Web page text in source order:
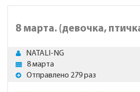
8 марта. (девочка,
NATALI-NG
8 марта
Отправлено 279 раз